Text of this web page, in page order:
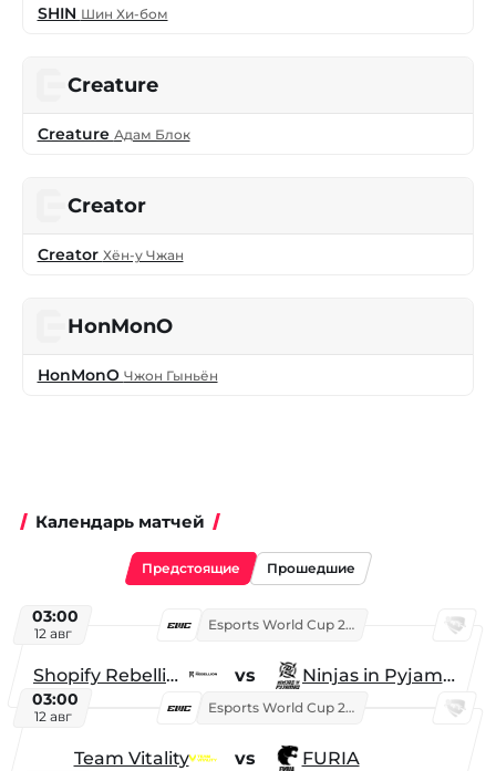
SHIN Шин Хи-бом
Creature
Creature Адам Блок
Creator
Creator Хён-у Чжан
HonMonO
HonMonO Чжон Гыньён
Календарь матчей
Предстоящие Прошедшие
03:00
12 авг
Esports World Cup 2026
Shopify Rebellion vs Ninjas in Pyjamas
03:00
12 авг
Esports World Cup 2026
Team Vitality vs FURIA